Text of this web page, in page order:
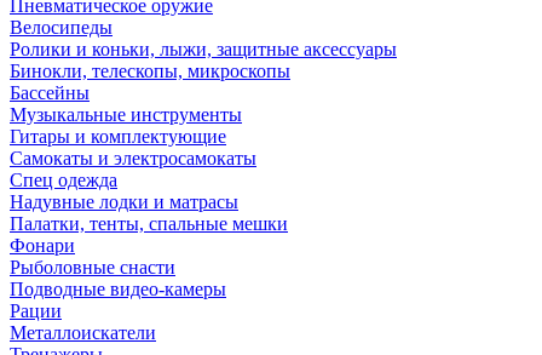
Пневматическое оружие
Велосипеды
Ролики и коньки, лыжи, защитные аксессуары
Бинокли, телескопы, микроскопы
Бассейны
Музыкальные инструменты
Гитары и комплектующие
Самокаты и электросамокаты
Спец одежда
Надувные лодки и матрасы
Палатки, тенты, спальные мешки
Фонари
Рыболовные снасти
Подводные видео-камеры
Рации
Металлоискатели